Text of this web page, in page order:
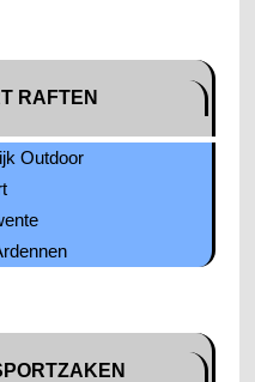
RAFTEN
Outdoor